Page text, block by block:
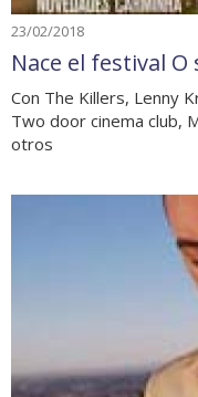
23/02/2018
Nace el festival
Con The Killers, Lenny
Two door cinema club,
otros